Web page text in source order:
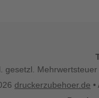
gesetzl.
druckerzubehoer.de